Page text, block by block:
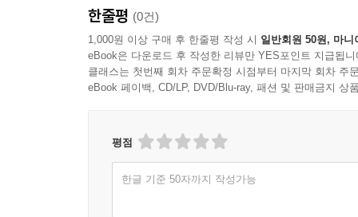
한줄평 (0건)
1,000원 이상 구매 후 한줄평 작성 시 일반회원 50원, 마니
eBook은 다운로드 후 작성한 리뷰만 YES포인트 지급됩니
클래스는 첫번째 회차 주문확정 시점부터 마지막 회차 주
eBook 페이백, CD/LP, DVD/Blu-ray, 패션 및 판매금지 상
평점
한글 기준 50자까지 작성가능